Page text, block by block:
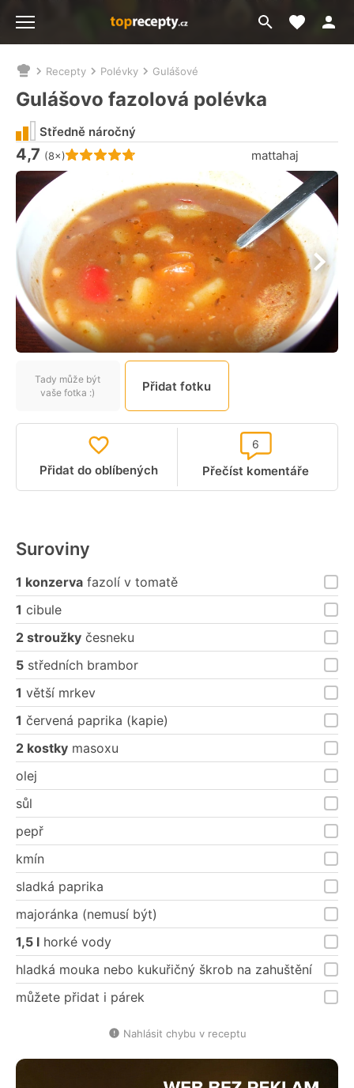
Přejít
na
Moje
Nacházíte
se
zde:
Recepty Polévky Gulášové
Gulášovo fazolová polévka
Hodnocení receptu je
4,7 (8×) mattahaj
Středně náročný
Tady může být
vaše fotka :)
Přidat fotku
Přidat do oblíbených Přečíst komentáře
6
Suroviny
1 konzerva fazolí v tomatě
1 cibule
2 stroužky česneku
5 středních brambor
1 větší mrkev
1 červená paprika (kapie)
2 kostky masoxu
olej
sůl
pepř
kmín
sladká paprika
majoránka (nemusí být)
1,5 l horké vody
hladká mouka nebo kukuřičný škrob na zahuštění
můžete přidat i párek
Nahlásit chybu v receptu